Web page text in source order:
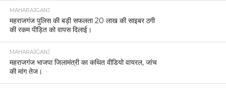
MAHARAJGANJ
महराजगंज पुलिस की बड़ी सफलता 20 लाख की साइबर ठगी
की रकम पीड़ित को वापस दिलाई।
MAHARAJGANJ
महराजगंज भाजपा जिलामंत्री का कथित वीडियो वायरल, जांच
की मांग तेज।